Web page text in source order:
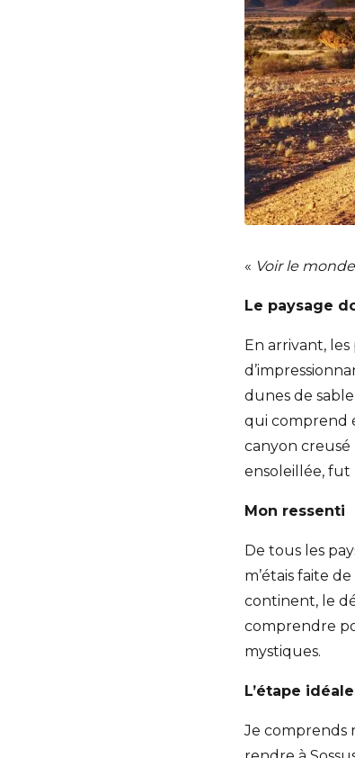
« Voir le
Le paysage
En arrivant, les
dunes de
qui comprend
canyon creusé
ensoleillée, fut
Mon ressenti
De tous les
m’étais faite
continent, le
comprendre
mystiques.
L’étape idéale
Je comprends